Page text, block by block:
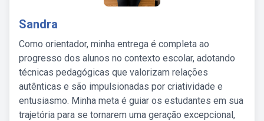
Sandra
Como orientador, minha entrega é completa ao
progresso dos alunos no contexto escolar, adotando
técnicas pedagógicas que valorizam relações
autênticas e são impulsionadas por criatividade e
entusiasmo. Minha meta é guiar os estudantes em sua
trajetória para se tornarem uma geração excepcional,